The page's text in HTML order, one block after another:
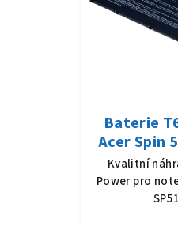
Baterie
Acer Spin
Li-Poly,
mAh
Kvalitní
Power pro